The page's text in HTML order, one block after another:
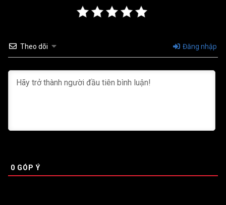
Theo dõi Đăng nhập
0 GÓP Ý